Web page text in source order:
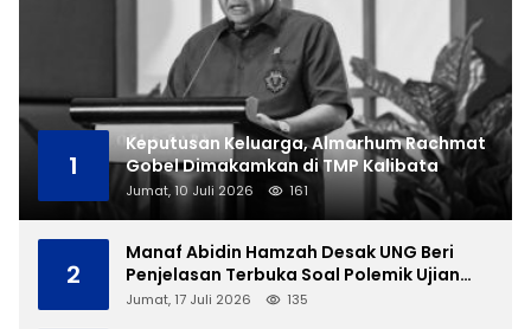
1
Keputusan Keluarga, Almarhum Rachmat
Gobel Dimakamkan di TMP Kalibata
Jumat, 10 Juli 2026 161
2
Manaf Abidin Hamzah Desak UNG Beri
Penjelasan Terbuka Soal Polemik Ujian
Skripsi Mahasiswi
Jumat, 17 Juli 2026 135